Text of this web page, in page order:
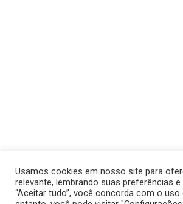
Usamos cookies em nosso site para
relevante, lembrando suas preferências
“Aceitar tudo”, você concorda com o uso